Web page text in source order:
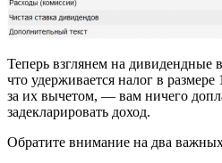
Теперь взглянем на
что удерживается налог в
за их вычетом, — вам ничего
задекларировать доход.
Обратите внимание на два